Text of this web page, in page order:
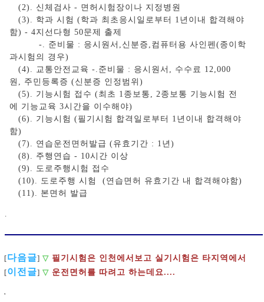
(2). 신체검사 - 면허시험장이나 지정병원
(3). 학과 시험 (학과 최초응시일로부터 1년이내 합격해야
함) - 4지선다형 50문제 출제
-. 준비물 : 응시원서,신분증,컴퓨터용 사인펜(종이학
과시험의 경우)
(4). 교통안전교육 -.준비물 : 응시원서, 수수료 12,000
원, 주민등록증 (신분증 인정범위)
(5). 기능시험 접수 (최초 1종보통, 2종보통 기능시험 전
에 기능교육 3시간을 이수해야)
(6). 기능시험 (필기시험 합격일로부터 1년이내 합격해야
함)
(7). 연습운전면허발급 (유효기간 : 1년)
(8). 주행연습 - 10시간 이상
(9). 도로주행시험 접수
(10). 도로주행 시험 (연습면허 유효기간 내 합격해야함)
(11). 본면허 발급
.
[다음글] ▽ 필기시험은 인천에서보고 실기시험은 타지역에서
[이전글] ▽ 운전면허를 따려고 하는데요....
'